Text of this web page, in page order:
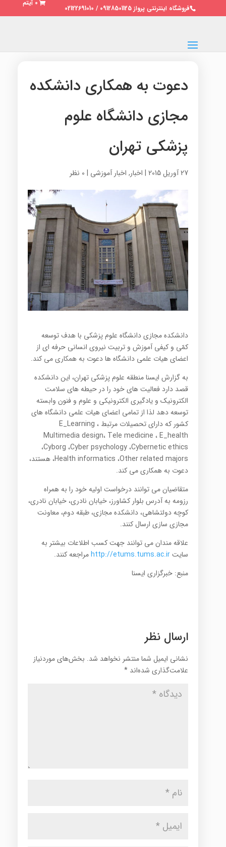
فروشگاه اینترنتی پرواز 09128501125 / 02122691010
0 آیتم
دعوت به همکاری دانشکده
مجازی دانشگاه علوم
پزشکی تهران
27 آوریل 2015 | اخبار, اخبار آموزشی | 0 نظر
دانشکده مجازی دانشگاه علوم پزشکی با هدف توسعه
کمّی و کیفی آموزش و تربیت نیروی انسانی حرفه ای از
اعضای هیات علمی دانشگاه ها دعوت به همکاری می کند.
به گزارش ایسنا منطقه علوم پزشکی تهران، این دانشکده
قصد دارد فعالیت های خود را در حیطه های سلامت
الکترونیک و یادگیری الکترونیکی و علوم و فنون وابسته
توسعه دهد لذا از تمامی اعضای هیات علمی دانشگاه های
کشور که دارای تحصیلات مرتبط E_Learning ،
Multimedia design، Tele medicine ، E_health
،Cyborg ،Cyber psychology ،Cybernetic ethics
،Health informatics ،Other related majors هستند،
دعوت به همکاری می کند.
متقاضیان می توانند درخواست اولیه خود را به همراه
رزومه به آدرس بلوار کشاورز، خیابان نادری، خیابان نادری،
کوچه دولتشاهی، دانشکده مجازی، طبقه دوم، معاونت
مجازی سازی ارسال کنند.
علاقه مندان می توانند جهت کسب اطلاعات بیشتر به
سایتhttp://etums.tums.ac.irمراجعه کنند.
منبع: خبرگزاری ایسنا
ارسال نظر
نشانی ایمیل شما منتشر نخواهد شد. بخش‌های موردنیاز
علامت‌گذاری شده‌اند *